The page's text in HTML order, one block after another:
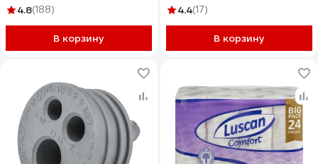
4.8(188)
В корзину
белый MPG2162
4.4(17)
В корзину